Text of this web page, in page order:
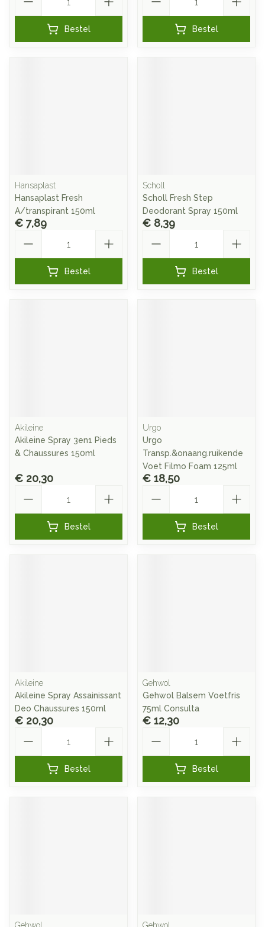
Bestel Bestel
Hansaplast
Hansaplast Fresh
A/transpirant 150ml
€ 7,89
Bestel
Scholl
Scholl Fresh Step
Deodorant Spray 150ml
€ 8,39
Bestel
Akileine
Akileine Spray 3en1 Pieds
& Chaussures 150ml
€ 20,30
Bestel
Urgo
Urgo
Transp.&onaang.ruikende
Voet Filmo Foam 125ml
€ 18,50
Bestel
Akileine
Akileine Spray Assainissant
Deo Chaussures 150ml
€ 20,30
Bestel
Gehwol
Gehwol Balsem Voetfris
75ml Consulta
€ 12,30
Bestel